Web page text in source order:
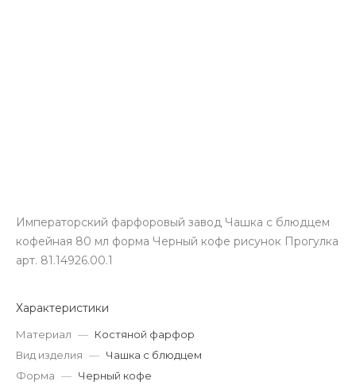
Императорский фарфоровый завод Чашка с блюдцем
кофейная 80 мл форма Черный кофе рисунок Прогулка
арт. 81.14926.00.1
Характеристики
Материал — Костяной фарфор
Вид изделия — Чашка с блюдцем
Форма — Черный кофе